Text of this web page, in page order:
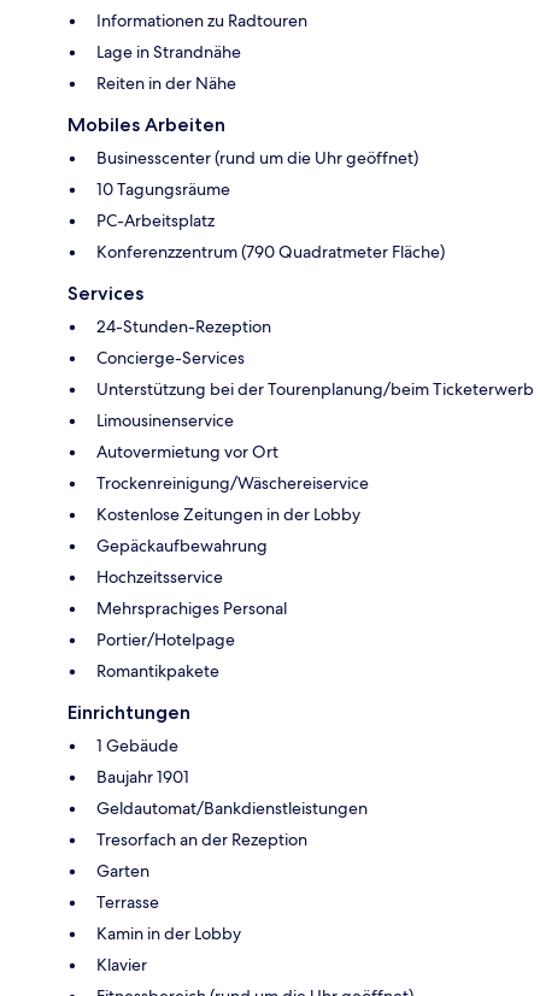
Informationen zu Radtouren
Lage in Strandnähe
Reiten in der Nähe
Mobiles Arbeiten
Businesscenter (rund um die Uhr geöffnet)
10 Tagungsräume
PC-Arbeitsplatz
Konferenzzentrum (790 Quadratmeter Fläche)
Services
24-Stunden-Rezeption
Concierge-Services
Unterstützung bei der Tourenplanung/beim Ticketerwerb
Limousinenservice
Autovermietung vor Ort
Trockenreinigung/Wäschereiservice
Kostenlose Zeitungen in der Lobby
Gepäckaufbewahrung
Hochzeitsservice
Mehrsprachiges Personal
Portier/Hotelpage
Romantikpakete
Einrichtungen
1 Gebäude
Baujahr 1901
Geldautomat/Bankdienstleistungen
Tresorfach an der Rezeption
Garten
Terrasse
Kamin in der Lobby
Klavier